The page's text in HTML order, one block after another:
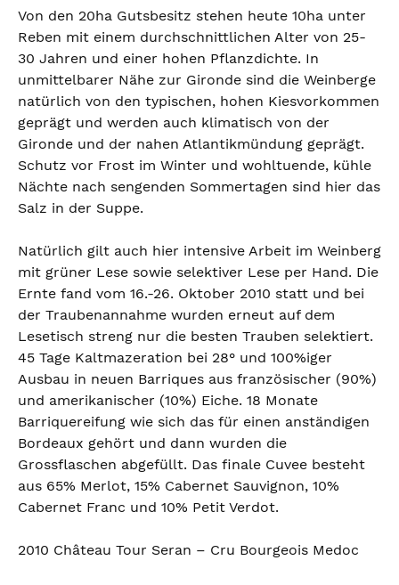
Von den 20ha Gutsbesitz stehen heute 10ha unter
Reben mit einem durchschnittlichen Alter von 25-
30 Jahren und einer hohen Pflanzdichte. In
unmittelbarer Nähe zur Gironde sind die Weinberge
natürlich von den typischen, hohen Kiesvorkommen
geprägt und werden auch klimatisch von der
Gironde und der nahen Atlantikmündung geprägt.
Schutz vor Frost im Winter und wohltuende, kühle
Nächte nach sengenden Sommertagen sind hier das
Salz in der Suppe.
Natürlich gilt auch hier intensive Arbeit im Weinberg
mit grüner Lese sowie selektiver Lese per Hand. Die
Ernte fand vom 16.-26. Oktober 2010 statt und bei
der Traubenannahme wurden erneut auf dem
Lesetisch streng nur die besten Trauben selektiert.
45 Tage Kaltmazeration bei 28° und 100%iger
Ausbau in neuen Barriques aus französischer (90%)
und amerikanischer (10%) Eiche. 18 Monate
Barriquereifung wie sich das für einen anständigen
Bordeaux gehört und dann wurden die
Grossflaschen abgefüllt. Das finale Cuvee besteht
aus 65% Merlot, 15% Cabernet Sauvignon, 10%
Cabernet Franc und 10% Petit Verdot.
2010 Château Tour Seran – Cru Bourgeois Medoc